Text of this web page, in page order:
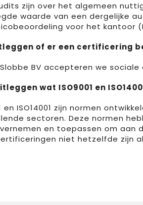
zijn over het algemeen
waarde van een dergelijke
voor het kantoor
of er een certificering
Slobbe BV accepteren we
wat ISO9001 en
en ISO14001 zijn normen
sectoren. Deze normen
en toepassen om aan
niet hetzelfde zijn